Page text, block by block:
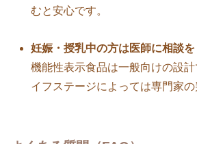
むと安心です。
妊娠・授乳中の方は医師に相談を
機能性表示食品は一般向けの設
イフステージによっては専門家の